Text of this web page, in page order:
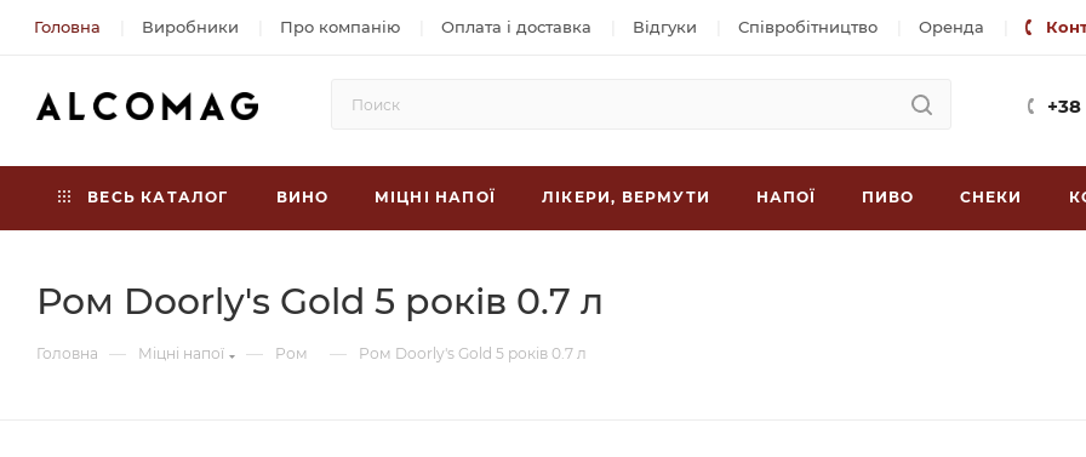
Головна Виробники Про компанію Оплата і доставка Відгуки Співробітництво Оренда
ВЕСЬ КАТАЛОГ ВИНО МІЦНІ НАПОЇ ЛІКЕРИ, ВЕРМУТИ НАПОЇ ПИВО СНЕКИ
Ром Doorly's Gold 5 років 0.7 л
Головна — Міцні напої — Ром — Ром Doorly's Gold 5 років 0.7 л